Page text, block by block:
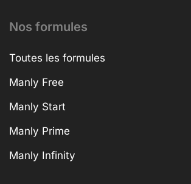
Nos formules
Toutes les formules
Manly Free
Manly Start
Manly Prime
Manly Infinity